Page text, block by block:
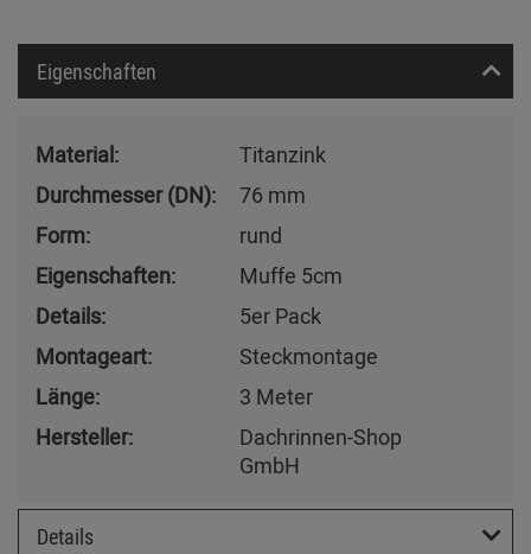
Eigenschaften
Material:
Titanzink
Durchmesser (DN):
76 mm
Form:
rund
Eigenschaften:
Muffe 5cm
Details:
5er Pack
Montageart:
Steckmontage
Länge:
3 Meter
Hersteller:
Dachrinnen-Shop
GmbH
Details